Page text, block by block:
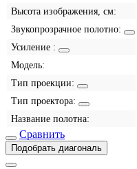
Высота изображения, см:
Звукопрозрачное полотно:
Усиление :
Модель:
Тип проекции:
Тип проектора:
Название полотна:
Сравнить
Подобрать диагональ